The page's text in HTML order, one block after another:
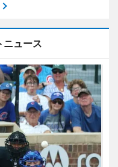
ニュース